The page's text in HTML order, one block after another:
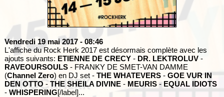
Vendredi 19 mai 2017 - 08:46
L'affiche du Rock Herk 2017 est désormais complète avec les
ajouts suivants: ETIENNE DE CRECY- DR. LEKTROLUV-
RAVEOURSOULS- FRANKY DE SMET-VAN DAMME
(Channel Zero) en DJ set - THE WHATEVERS- GOE VUR IN
DEN OTTO - THE SHEILA DIVINE- MEURIS- EQUAL IDIOTS
- WHISPERING[/label]...